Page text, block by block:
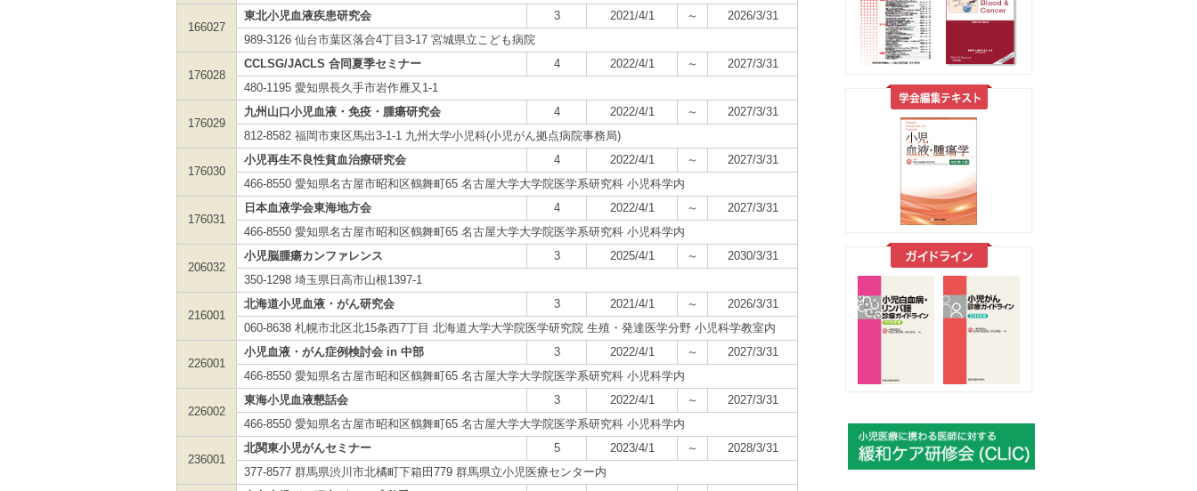
166027
東北小児血液疾患研究会 3 2021/4/1 ～
2026/3/31
989-3126 仙台市葉区落合4丁目3-17 宮城県立こども病院
176028
CCLSG/JACLS 合同夏季セミナー 4 2022/4/1 ～
2027/3/31
480-1195 愛知県長久手市岩作雁又1-1
176029
九州山口小児血液・免疫・腫瘍研究会 4 2022/4/1 ～
2027/3/31
812-8582 福岡市東区馬出3-1-1 九州大学小児科(小児がん拠点病院事務局)
176030
小児再生不良性貧血治療研究会 4 2022/4/1 ～
2027/3/31
466-8550 愛知県名古屋市昭和区鶴舞町65 名古屋大学大学院医学系研究科 小児科学内
176031
日本血液学会東海地方会 4 2022/4/1 ～
2027/3/31
466-8550 愛知県名古屋市昭和区鶴舞町65 名古屋大学大学院医学系研究科 小児科学内
206032
小児脳腫瘍カンファレンス 3 2025/4/1 ～
2030/3/31
350-1298 埼玉県日高市山根1397-1
216001
北海道小児血液・がん研究会 3 2021/4/1 ～
2026/3/31
060-8638 札幌市北区北15条西7丁目 北海道大学大学院医学研究院 生殖・発達医学分野 小児科学教室内
226001
小児血液・がん症例検討会 in 中部 3 2022/4/1 ～
2027/3/31
466-8550 愛知県名古屋市昭和区鶴舞町65 名古屋大学大学院医学系研究科 小児科学内
226002
東海小児血液懇話会 3 2022/4/1 ～
2027/3/31
466-8550 愛知県名古屋市昭和区鶴舞町65 名古屋大学大学院医学系研究科 小児科学内
236001
北関東小児がんセミナー 5 2023/4/1 ～
2028/3/31
377-8577 群馬県渋川市北橘町下箱田779 群馬県立小児医療センター内